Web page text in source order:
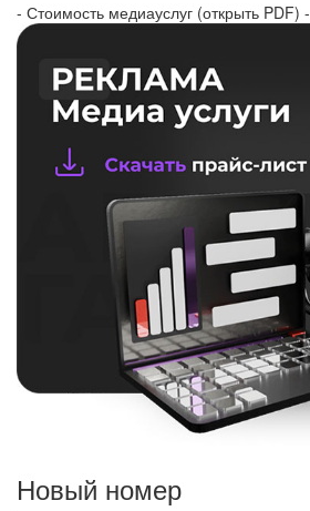
- Стоимость медиауслуг (открыть PDF) -
Новый номер